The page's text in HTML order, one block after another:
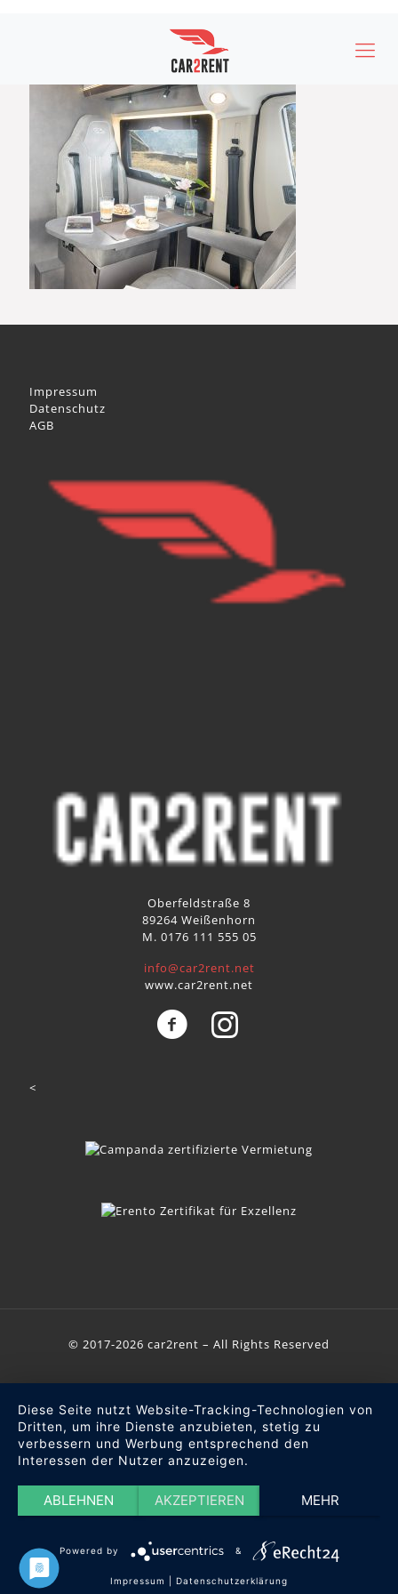
Impressum
Datenschutz
AGB
Oberfeldstraße 8
89264 Weißenhorn
M. 0176 111 555 05
info@car2rent.net
www.car2rent.net
<
© 2017-2026 car2rent – All Rights Reserved
Diese Seite nutzt Website-Tracking-Technologien von
Dritten, um ihre Dienste anzubieten, stetig zu
verbessern und Werbung entsprechend den
Interessen der Nutzer anzuzeigen.
ABLEHNEN AKZEPTIEREN MEHR
Powered by &
Impressum Datenschutzerklärung